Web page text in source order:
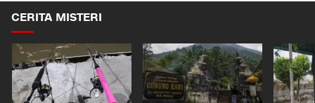
CERITA MISTERI